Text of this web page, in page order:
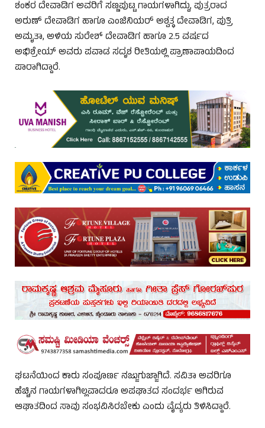
ಶಂಕರ ದೇವಾಡಿಗ ಅವರಿಗೆ ಸಣ್ಣಪುಟ್ಟ ಗಾಯಗಳಾಗಿದ್ದು, ಪುತ್ರರಾದ
ಅರುಣ್ ದೇವಾಡಿಗ ಹಾಗೂ ಎಂಜಿನಿಯರ್ ಅಶ್ವತ್ಥ ದೇವಾಡಿಗ, ಪುತ್ರಿ
ಅಮೃತಾ, ಅಳಿಯ ಸುರೇಶ್ ದೇವಾಡಿಗ ಹಾಗೂ 2.5 ವರ್ಷದ
ಅಭಿಶ್ರೇಯ್ ಅವರು ಪವಾಡ ಸದೃಶ ರೀತಿಯಲ್ಲಿ ಪ್ರಾಣಾಪಾಯದಿಂದ
ಪಾರಾಗಿದ್ದಾರೆ.
ಘಟನೆಯಿಂದ ಕಾರು ಸಂಪೂರ್ಣ ನಜ್ಜುಗುಜ್ಜಾಗಿದೆ. ಸವಿತಾ ಅವರಿಗೂ
ಹೆಚ್ಚಿನ ಗಾಯಗಳಾಗಿಲ್ಲವಾದರೂ ಅಪಘಾತದ ಸಂದರ್ಭ ಆಗಿರುವ
ಆಘಾತದಿಂದ ಸಾವು ಸಂಭವಿಸಿರಬೇಕು ಎಂದು ವೈದ್ಯರು ತಿಳಿಸಿದ್ದಾರೆ.